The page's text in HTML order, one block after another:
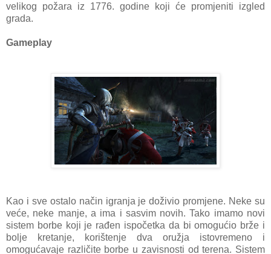
velikog požara iz 1776. godine koji će promjeniti izgled
grada.
Gameplay
Kao i sve ostalo način igranja je doživio promjene. Neke su
veće, neke manje, a ima i sasvim novih. Tako imamo novi
sistem borbe koji je rađen ispočetka da bi omogućio brže i
bolje kretanje, korištenje dva oružja istovremeno i
omogućavaje različite borbe u zavisnosti od terena. Sistem